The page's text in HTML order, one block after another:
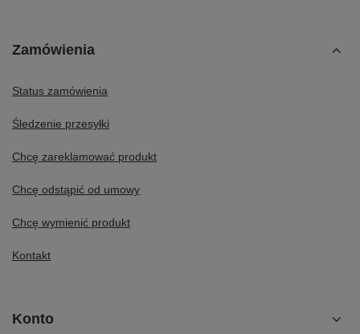
Zamówienia
Status zamówienia
Śledzenie przesyłki
Chcę zareklamować produkt
Chcę odstąpić od umowy
Chcę wymienić produkt
Kontakt
Konto